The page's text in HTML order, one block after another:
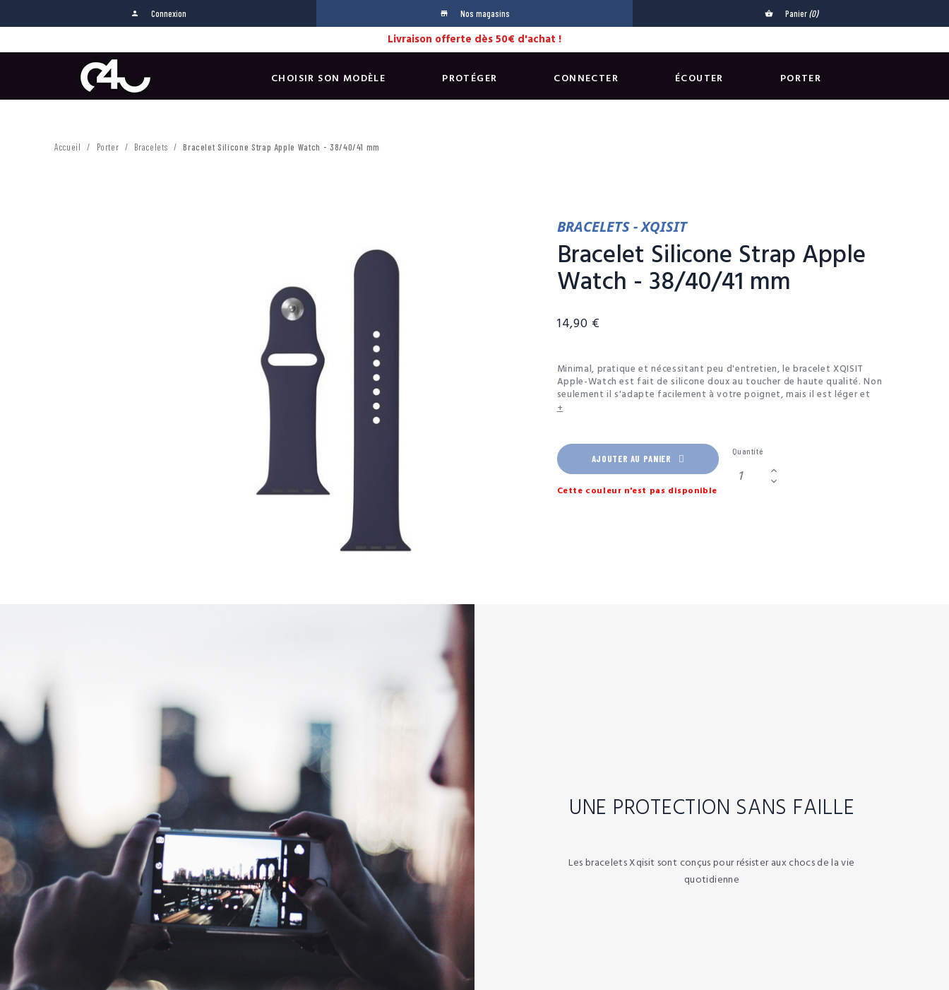
person Connexion store Nos magasins shopping_basket Panier (0)
Livraison offerte dès 50€ d'achat !
CHOISIR SON MODÈLE PROTÉGER CONNECTER ÉCOUTER PORTER
Accueil Porter Bracelets Bracelet Silicone Strap Apple Watch - 38/40/41 mm
BRACELETS - XQISIT
Bracelet Silicone Strap Apple
Watch - 38/40/41 mm
14,90 €
Minimal, pratique et nécessitant peu d'entretien, le bracelet XQISIT
Apple-Watch est fait de silicone doux au toucher de haute qualité. Non
seulement il s'adapte facilement à votre poignet, mais il est léger et
flexible. La fermeture à goupille facile à utiliser complète le look
+
Quantité
AJOUTER AU PANIER
Cette couleur n'est pas disponible
UNE PROTECTION SANS FAILLE
Les bracelets Xqisit sont conçus pour résister aux chocs de la vie
quotidienne